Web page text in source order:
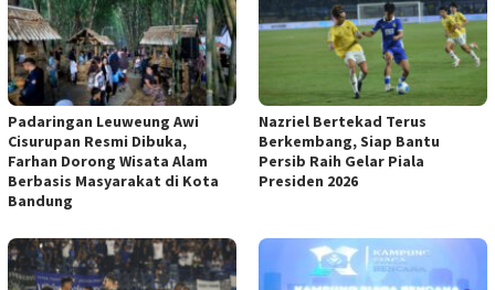
Padaringan Leuweung Awi
Cisurupan Resmi Dibuka,
Farhan Dorong Wisata Alam
Berbasis Masyarakat di Kota
Bandung
Nazriel Bertekad Terus
Berkembang, Siap Bantu
Persib Raih Gelar Piala
Presiden 2026